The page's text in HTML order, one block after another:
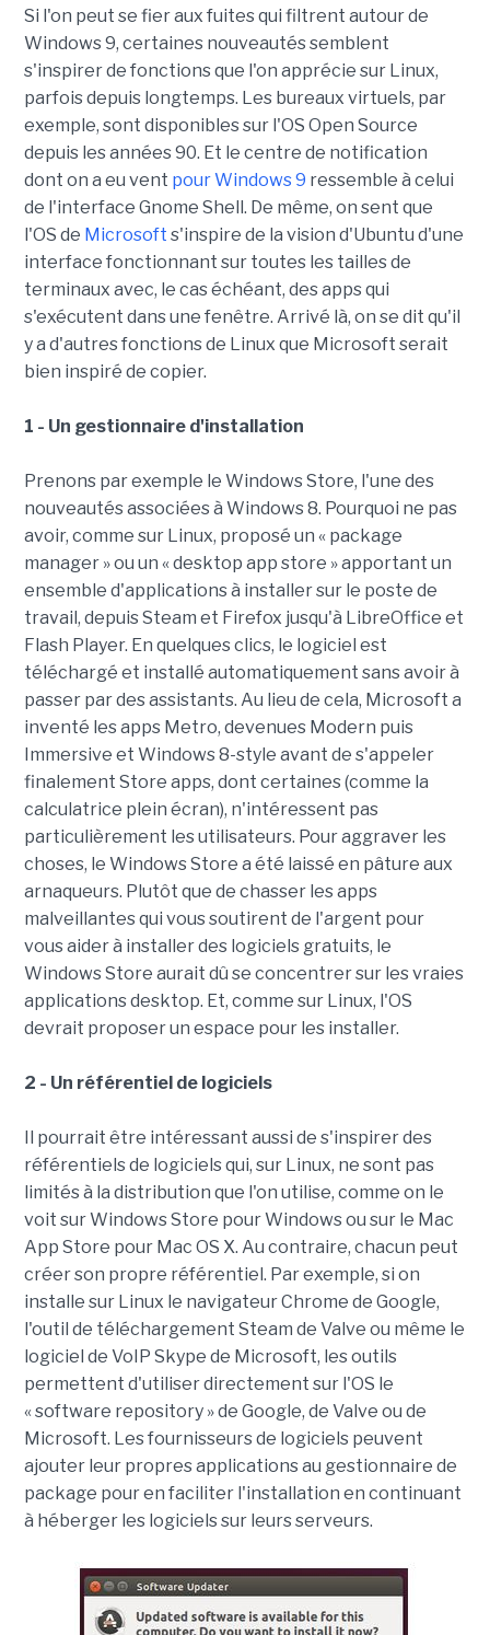
Si l'on peut se fier aux fuites qui filtrent autour de
Windows 9, certaines nouveautés semblent
s'inspirer de fonctions que l'on apprécie sur Linux,
parfois depuis longtemps. Les bureaux virtuels, par
exemple, sont disponibles sur l'OS Open Source
depuis les années 90. Et le centre de notification
dont on a eu vent pour Windows 9 ressemble à celui
de l'interface Gnome Shell. De même, on sent que
l'OS de Microsoft s'inspire de la vision d'Ubuntu d'une
interface fonctionnant sur toutes les tailles de
terminaux avec, le cas échéant, des apps qui
s'exécutent dans une fenêtre. Arrivé là, on se dit qu'il
y a d'autres fonctions de Linux que Microsoft serait
bien inspiré de copier.
1 - Un gestionnaire d'installation
Prenons par exemple le Windows Store, l'une des
nouveautés associées à Windows 8. Pourquoi ne pas
avoir, comme sur Linux, proposé un « package
manager » ou un « desktop app store » apportant un
ensemble d'applications à installer sur le poste de
travail, depuis Steam et Firefox jusqu'à LibreOffice et
Flash Player. En quelques clics, le logiciel est
téléchargé et installé automatiquement sans avoir à
passer par des assistants. Au lieu de cela, Microsoft a
inventé les apps Metro, devenues Modern puis
Immersive et Windows 8-style avant de s'appeler
finalement Store apps, dont certaines (comme la
calculatrice plein écran), n'intéressent pas
particulièrement les utilisateurs. Pour aggraver les
choses, le Windows Store a été laissé en pâture aux
arnaqueurs. Plutôt que de chasser les apps
malveillantes qui vous soutirent de l'argent pour
vous aider à installer des logiciels gratuits, le
Windows Store aurait dû se concentrer sur les vraies
applications desktop. Et, comme sur Linux, l'OS
devrait proposer un espace pour les installer.
2 - Un référentiel de logiciels
Il pourrait être intéressant aussi de s'inspirer des
référentiels de logiciels qui, sur Linux, ne sont pas
limités à la distribution que l'on utilise, comme on le
voit sur Windows Store pour Windows ou sur le Mac
App Store pour Mac OS X. Au contraire, chacun peut
créer son propre référentiel. Par exemple, si on
installe sur Linux le navigateur Chrome de Google,
l'outil de téléchargement Steam de Valve ou même le
logiciel de VoIP Skype de Microsoft, les outils
permettent d'utiliser directement sur l'OS le
« software repository » de Google, de Valve ou de
Microsoft. Les fournisseurs de logiciels peuvent
ajouter leur propres applications au gestionnaire de
package pour en faciliter l'installation en continuant
à héberger les logiciels sur leurs serveurs.